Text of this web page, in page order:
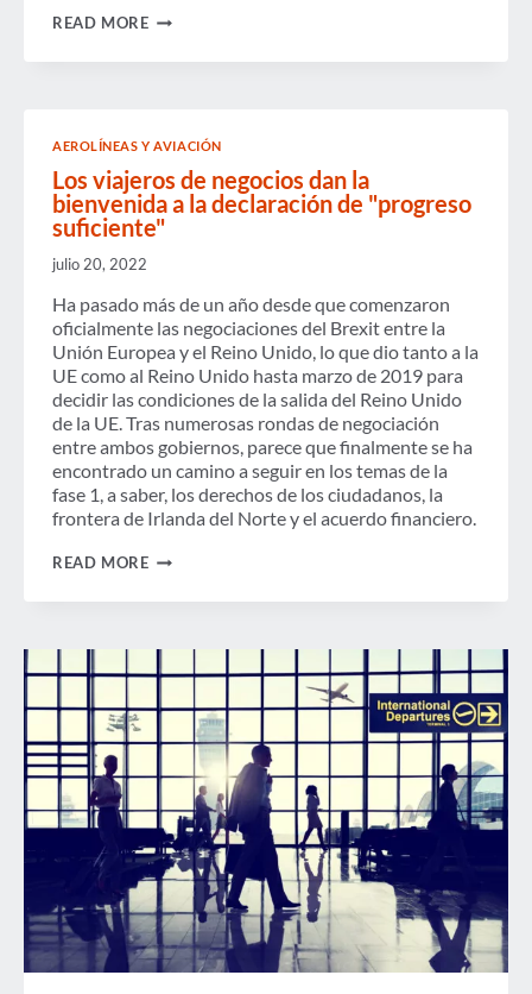
READ MOREGBTA
LA
MÁS
INTELIGENTE
Y
AEROLÍNEAS Y AVIACIÓN
Los viajeros de negocios dan la
bienvenida a la declaración de "progreso
suficiente"
julio 20, 2022
Ha pasado más de un año desde que comenzaron
oficialmente las negociaciones del Brexit entre la
Unión Europea y el Reino Unido, lo que dio tanto a la
UE como al Reino Unido hasta marzo de 2019 para
decidir las condiciones de la salida del Reino Unido
de la UE. Tras numerosas rondas de negociación
entre ambos gobiernos, parece que finalmente se ha
encontrado un camino a seguir en los temas de la
fase 1, a saber, los derechos de los ciudadanos, la
frontera de Irlanda del Norte y el acuerdo financiero.
READ MORELOS
LA
BIENVENIDA
LA
DECLARACIÓN
DE
"PROGRESO
SUFICIENTE"